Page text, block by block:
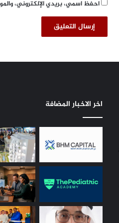
احفظ اسمي، بريدي الإلكتروني،
اخر الاخبار المضافة